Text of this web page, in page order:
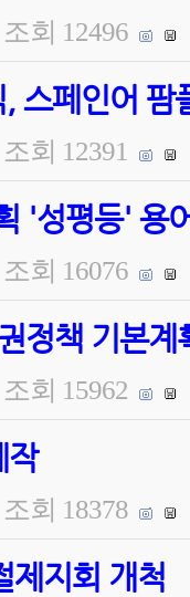
조회 12496
스페인어 팜
조회 12391
'성평등' 용
조회 16076
정책 기본계
조회 15962
작
조회 18378
제지회 개척